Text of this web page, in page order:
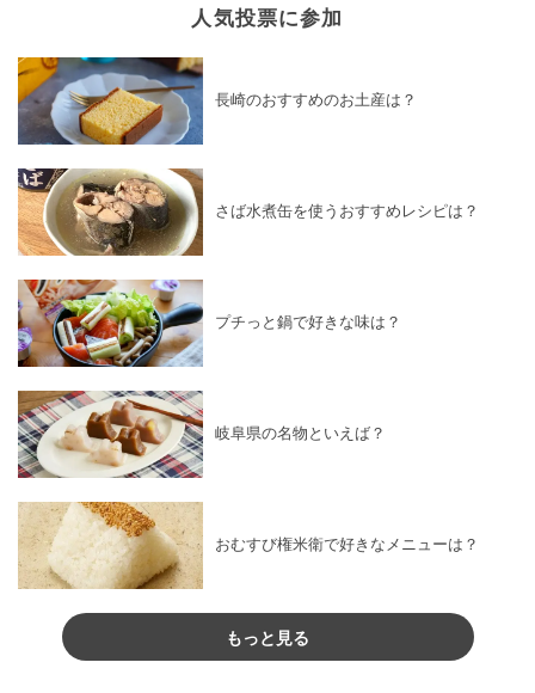
人気投票に参加
長崎のおすすめのお土産は？
さば水煮缶を使うおすすめレシピは？
プチっと鍋で好きな味は？
岐阜県の名物といえば？
おむすび権米衛で好きなメニューは？
もっと見る